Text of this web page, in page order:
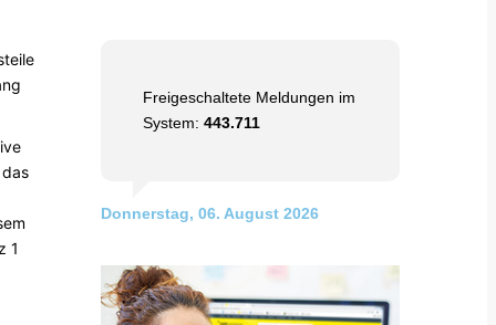
1
Freigeschaltete Meldungen im
System: 443.711
Donnerstag, 06. August 2026